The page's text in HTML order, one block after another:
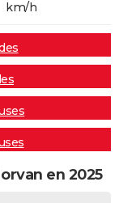
km/h
en 2025